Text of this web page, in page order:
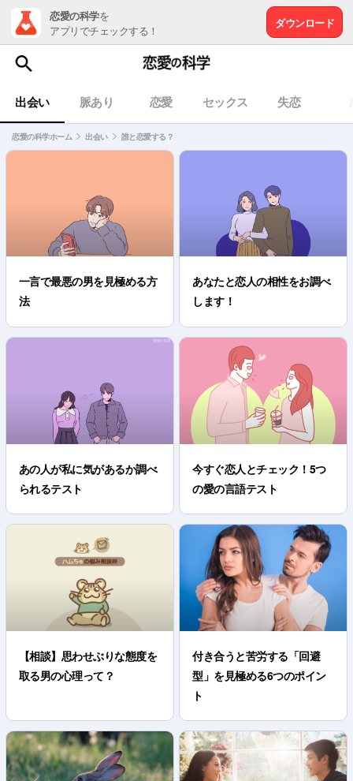
恋愛の科学を
アプリでチェックする！
ダウンロード
出会い 脈あり 恋愛 セックス 失恋
恋愛の科学ホーム 出会い 誰と恋愛する？
一言で最悪の男を見極める方
法
あなたと恋人の相性をお調べ
します！
あの人が私に気があるか調べ
られるテスト
今すぐ恋人とチェック！5つ
の愛の言語テスト
【相談】思わせぶりな態度を
取る男の心理って？
付き合うと苦労する「回避
型」を見極める6つのポイン
ト